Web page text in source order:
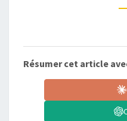
Résumer cet article